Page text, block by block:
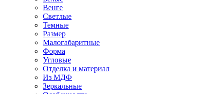
Венге
Светлые
Темные
Размер
Малогабаритные
Форма
Угловые
Отделка и материал
Из МДФ
Зеркальные